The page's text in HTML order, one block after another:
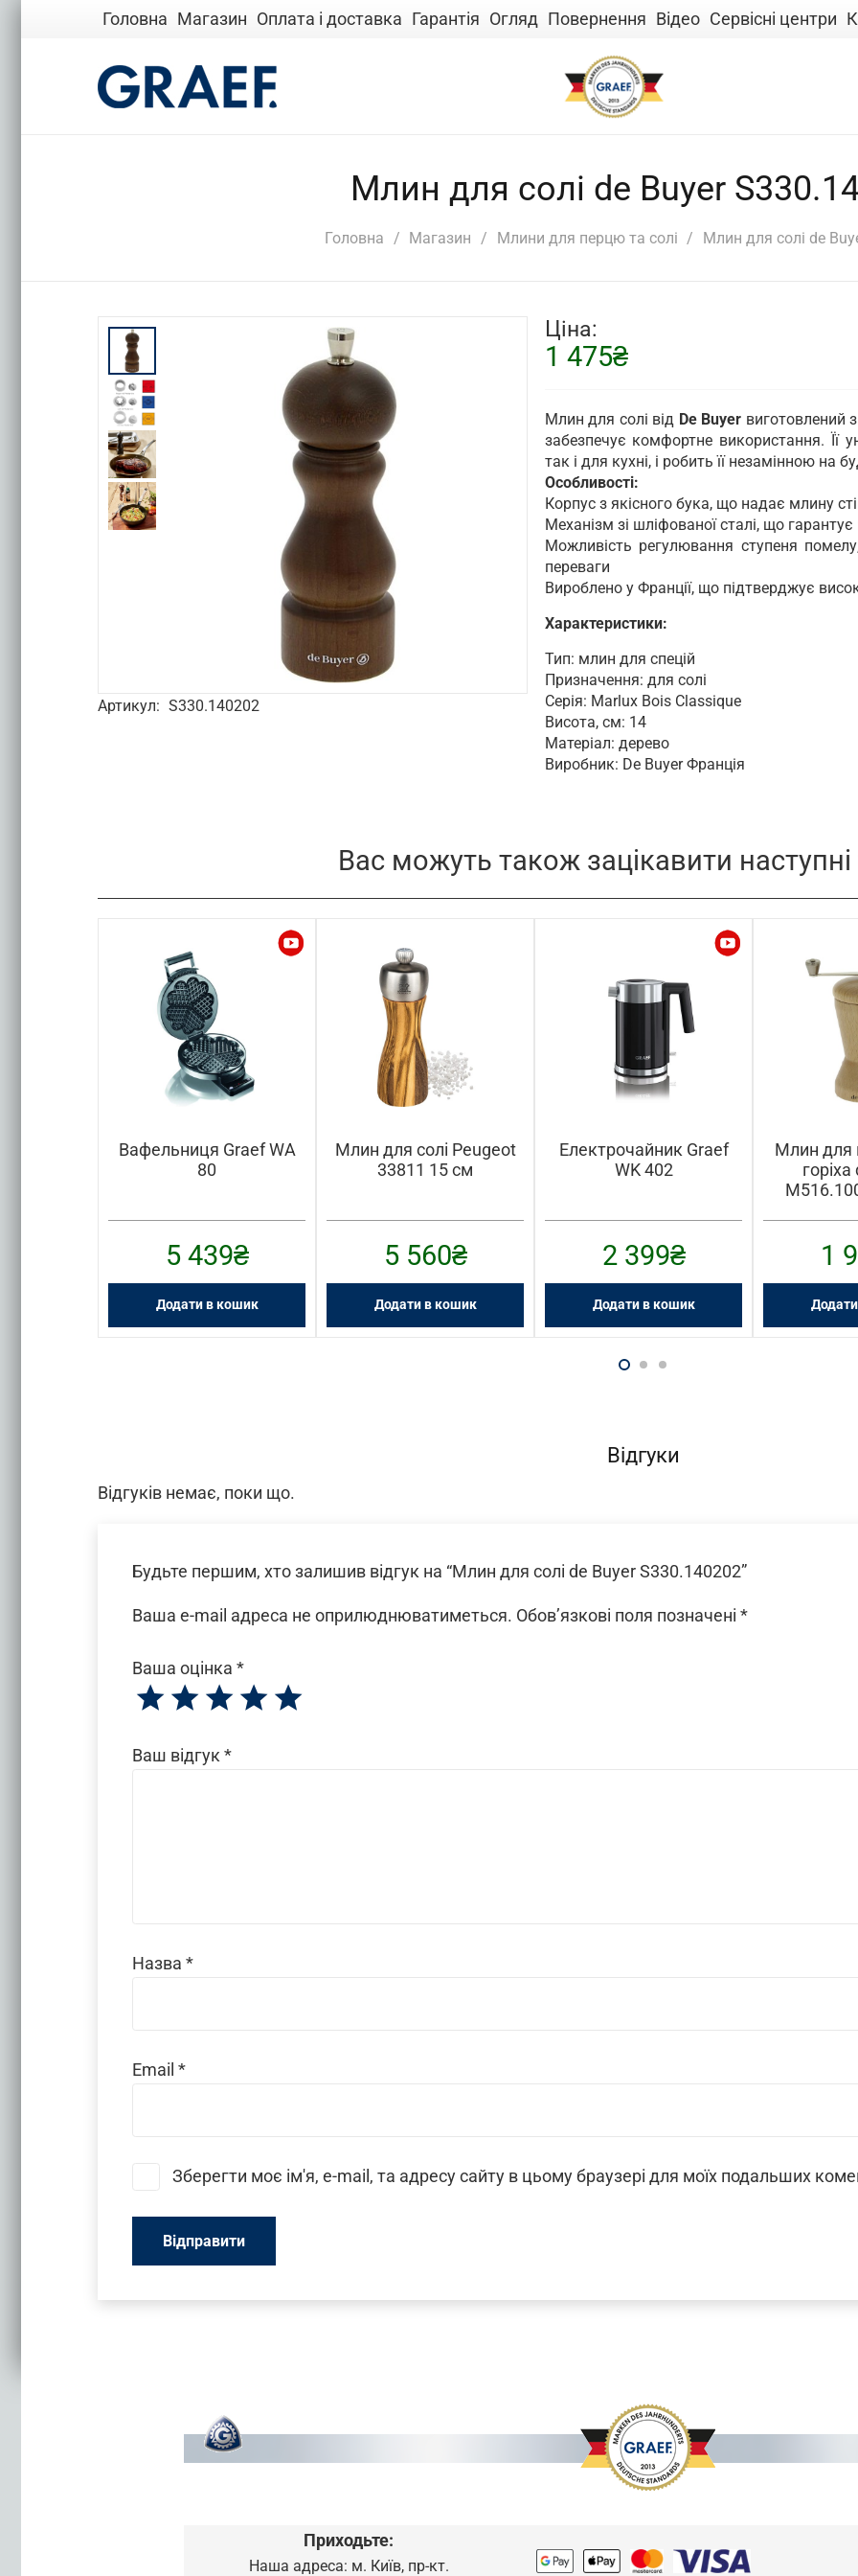
Головна Магазин Оплата і доставка Гарантія Огляд Повернення Відео Сервісні центри
Млин для солі de Buyer
Головна / Магазин / Млини для перцю та солі / Млин для солі de
Артикул: S330.140202
Ціна:
1 475₴
Млин для солі від De Buyer виготовлений
забезпечує комфортне використання. Її
так і для кухні, і робить її незамінною на
Особливості:
Корпус з якісного бука, що надає млину
Механізм зі шліфованої сталі, що
Можливість регулювання ступеня
переваги
Вироблено у Франції, що підтверджує
Характеристики:
Тип: млин для спецій
Призначення: для солі
Серія: Marlux Bois Classique
Висота, см: 14
Матеріал: дерево
Виробник: De Buyer Франція
Вас можуть також зацікавити
Вафельниця Graef WA
80
5 439₴
Додати в кошик
Млин для солі Peugeot
33811 15 см
5 560₴
Додати в кошик
Електрочайник Graef
WK 402
2 399₴
Додати в кошик
Млин для
1
Відгуки
Відгуків немає, поки що.
Будьте першим, хто залишив відгук на “Млин для солі de Buyer S330.140202”
Ваша e-mail адреса не оприлюднюватиметься. Обов’язкові поля позначені *
Ваша оцінка *
Ваш відгук *
Назва *
Email *
Зберегти моє ім'я, e-mail, та адресу сайту в цьому браузері для моїх подальших
Приходьте:
Наша адреса: м. Київ, пр-кт.